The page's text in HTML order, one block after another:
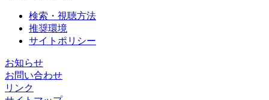
検索・視聴方法
推奨環境
サイトポリシー
お知らせ
お問い合わせ
リンク